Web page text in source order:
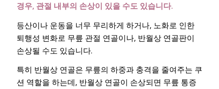
경우, 관절 내부의 손상이 있을 수도 있습니다.
등산이나 운동을 너무 무리하게 하거나, 노화로 인한
퇴행성 변화로 무릎 관절 연골이나, 반월상 연골판이
손상될 수도 있습니다.
특히 반월상 연골은 무릎의 하중과 충격을 줄여주는 쿠
션 역할을 하는데, 반월상 연골이 손상되면 무릎 통증